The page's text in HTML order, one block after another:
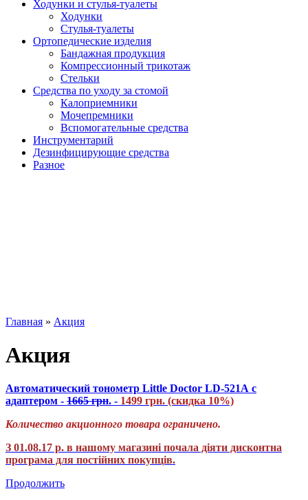
Ходунки и стулья-туалеты
Ходунки
Стулья-туалеты
Ортопедические изделия
Бандажная продукция
Компрессионный трикотаж
Стельки
Средства по уходу за стомой
Калоприемники
Мочепремники
Вспомогательные средства
Инструментарий
Дезинфицирующие средства
Разное
Главная » Акция
Акция
Автоматический тонометр Little Doctor LD-521А с
адаптером - 1665 грн. - 1499 грн. (скидка 10%)
Количество акционного товара ограничено.
З 01.08.17 р. в нашому магазині почала діяти дисконтна
програма для постійних покупців.
Продолжить